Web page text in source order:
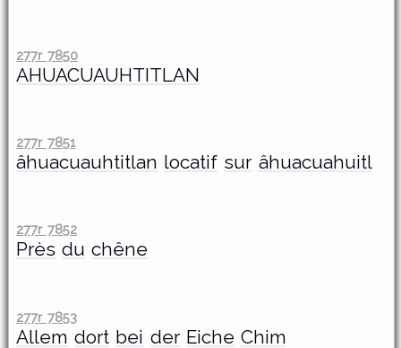
277r 7850
AHUACUAUHTITLAN
277r 7851
âhuacuauhtitlan locatif sur âhuacuahuitl
277r 7852
Près du chêne
277r 7853
Allem dort bei der Eiche Chim